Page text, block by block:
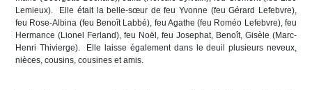
Lemieux). Elle était la belle-sœur de feu Yvonne (feu Gérard Lefebvre),
feu Rose-Albina (feu Benoît Labbé), feu Agathe (feu Roméo Lefebvre), feu
Hermance (Lionel Ferland), feu Noël, feu Josephat, Benoît, Gisèle (Marc-
Henri Thivierge). Elle laisse également dans le deuil plusieurs neveux,
nièces, cousins, cousines et amis.